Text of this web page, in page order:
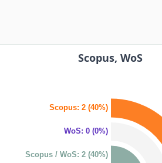
Scopus, WoS
Scopus: 2 (40%)
WoS: 0 (0%)
Scopus / WoS: 2 (40%)